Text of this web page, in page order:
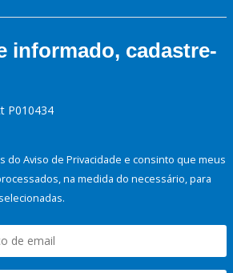
informado, cadastre-
P010434
do Aviso de Privacidade e consinto que meus
na medida do necessário, para